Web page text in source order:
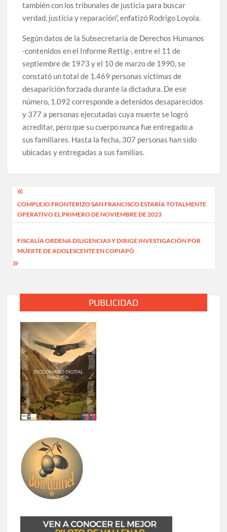
también con los tribunales de justicia para buscar
verdad, justicia y reparación”, enfatizó Rodrigo Loyola.
Según datos de la Subsecretaría de Derechos Humanos
-contenidos en el Informe Rettig-, entre el 11 de
septiembre de 1973 y el 10 de marzo de 1990, se
constató un total de 1.469 personas víctimas de
desaparición forzada durante la dictadura. De ese
número, 1.092 corresponde a detenidos desaparecidos
y 377 a personas ejecutadas cuya muerte se logró
acreditar, pero que su cuerpo nunca fue entregado a
sus familiares. Hasta la fecha, 307 personas han sido
ubicadas y entregadas a sus familias.
Navegación
de
COMPLEJO FRONTERIZO SAN FRANCISCO ESTARÍA TOTALMENTE
OPERATIVO EL PRIMERO DE NOVIEMBRE DE 2023
FISCALÍA ORDENA DILIGENCIAS Y DIRIGE INVESTIGACIÓN POR
MUERTE DE ADOLESCENTE EN COPIAPÓ
PUBLICIDAD